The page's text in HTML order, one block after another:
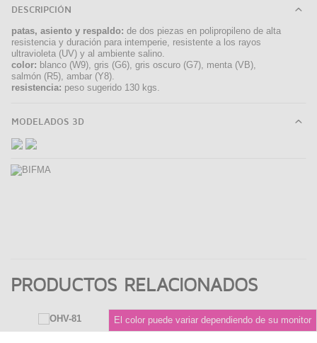
DESCRIPCIÓN
patas, asiento y respaldo: de dos piezas en polipropileno de alta
resistencia y duración para intemperie, resistente a los rayos
ultravioleta (UV) y al ambiente salino.
color: blanco (W9), gris (G6), gris oscuro (G7), menta (VB),
salmón (R5), ambar (Y8).
resistencia: peso sugerido 130 kgs.
MODELADOS 3D
PRODUCTOS RELACIONADOS
El color puede variar dependiendo de su monitor